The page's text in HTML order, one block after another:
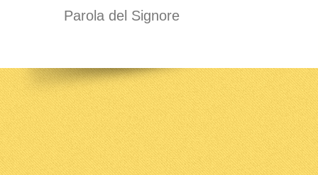
Parola del Signore